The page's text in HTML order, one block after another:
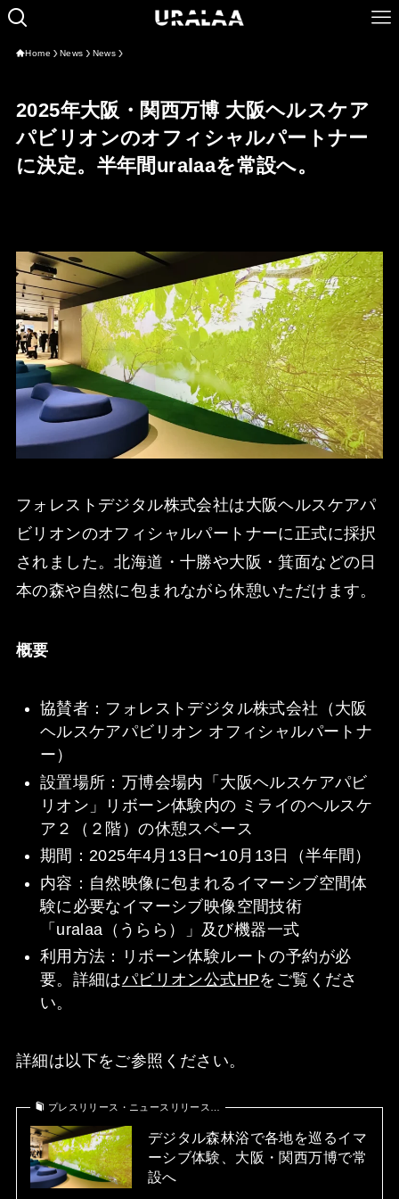
Home News News
2025年大阪・関西万博 大阪ヘルスケア
パビリオンのオフィシャルパートナー
に決定。半年間uralaaを常設へ。
フォレストデジタル株式会社は大阪ヘルスケアパ
ビリオンのオフィシャルパートナーに正式に採択
されました。北海道・十勝や大阪・箕面などの日
本の森や自然に包まれながら休憩いただけます。
概要
協賛者：フォレストデジタル株式会社（大阪
ヘルスケアパビリオン オフィシャルパートナ
ー）
設置場所：万博会場内「大阪ヘルスケアパビ
リオン」リボーン体験内の ミライのヘルスケ
ア２（２階）の休憩スペース
期間：2025年4月13日〜10月13日（半年間）
内容：自然映像に包まれるイマーシブ空間体
験に必要なイマーシブ映像空間技術
「uralaa（うらら）」及び機器一式
利用方法：リボーン体験ルートの予約が必
要。詳細はパビリオン公式HPをご覧くださ
い。
詳細は以下をご参照ください。
プレスリリース・ニュースリリース…
デジタル森林浴で各地を巡るイマ
ーシブ体験、大阪・関西万博で常
設へ